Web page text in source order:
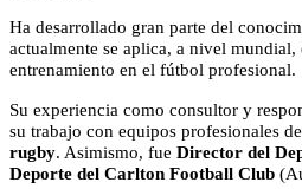
Ha desarrollado gran parte del
actualmente se aplica, a nivel
entrenamiento en el fútbol profesional.
Su experiencia como consultor y
su trabajo con equipos profesionales de
rugby. Asimismo, fue Director del
Deporte del Carlton Football Club